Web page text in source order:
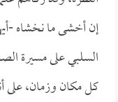
إن أخشى ما نخشاه -
السلبي على مسيرة
كل مكان وزمان، على